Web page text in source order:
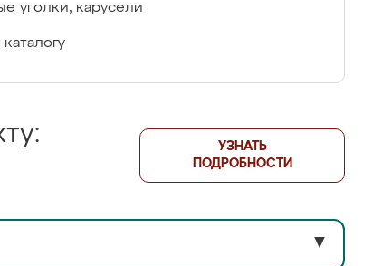
уголки, карусели
каталогу
УЗНАТЬ
ПОДРОБНОСТИ
▼